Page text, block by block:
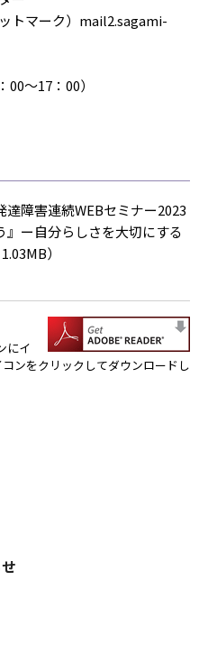
トマーク）mail2.sagami-
～17：00）
障害連続WEBセミナー2023
』ー自分らしさを大切にする
）
にイ
ンをクリックしてダウンロードし